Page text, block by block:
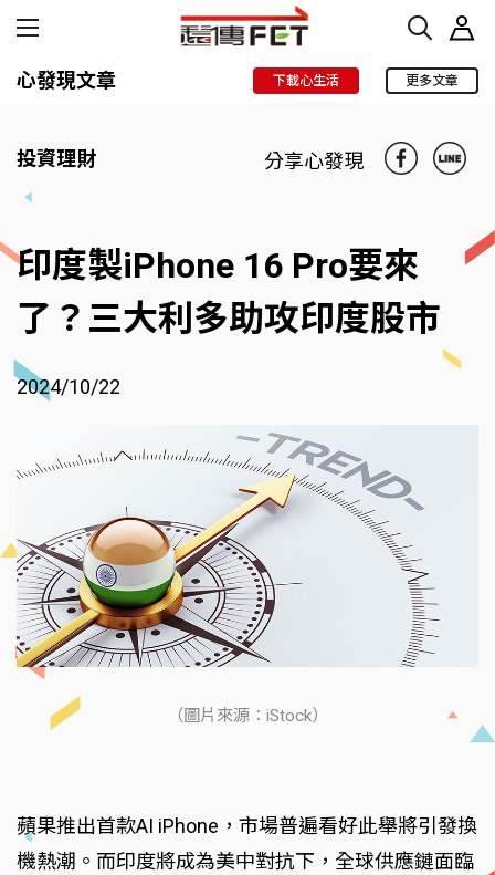
心發現文章 下載心生活 更多文章
投資理財 分享心發現
印度製iPhone 16 Pro要來
了？三大利多助攻印度股市
2024/10/22
（圖片來源：iStock）
蘋果推出首款AI iPhone，市場普遍看好此舉將引發換
機熱潮。而印度將成為美中對抗下，全球供應鏈面臨